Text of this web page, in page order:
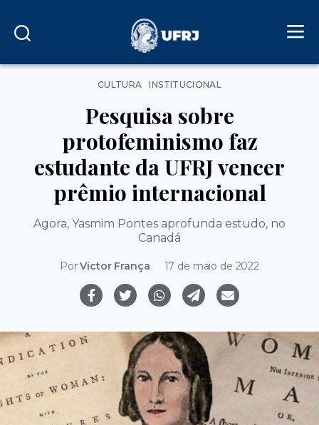
Categorias
CULTURA INSTITUCIONAL
Pesquisa sobre
protofeminismo faz
estudante da UFRJ vencer
prêmio internacional
Agora, Yasmim Pontes aprofunda estudo, no
Canadá
PorVictor França 17 de maio de 2022